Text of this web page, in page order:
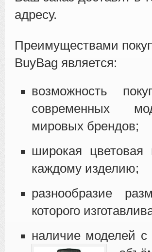
адресу.
Преимуществами
BuyBag является:
возможность
современных
мировых брендов;
широкая цветовая
каждому изделию;
разнообразие
которого
наличие моделей с